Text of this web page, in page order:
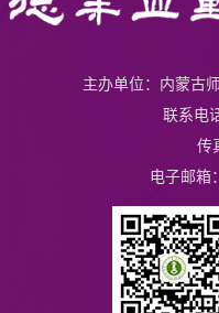
主办单位：内蒙古
联系电
传
电子邮箱